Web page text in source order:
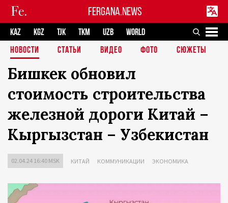
FERGANA.NEWS
KAZ KGZ TJK TKM UZB
WORLD
НОВОСТИ
СТАТЬИ ВИДЕО ФОТО СЮЖЕТЫ
Бишкек обновил
стоимость строительства
железной дороги Китай –
Кыргызстан – Узбекистан
02.04.24 16:40 MSK КИТАЙ КОММУНИКАЦИИ ЭКОНОМИКА